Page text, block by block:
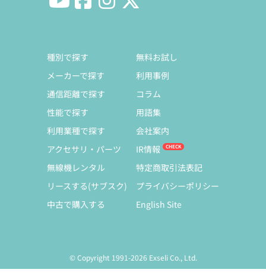
種別で探す
メーカーで探す
通信距離で探す
性能で探す
利用業種で探す
アクセサリ・パーツ
無線機レンタル
リースする(サブスク)
中古で購入する
無料お試し
利用事例
コラム
用語集
会社案内
IR情報
特定商取引法表記
プライバシーポリシー
English Site
© Copyright 1991-2026 Exseli Co., Ltd.